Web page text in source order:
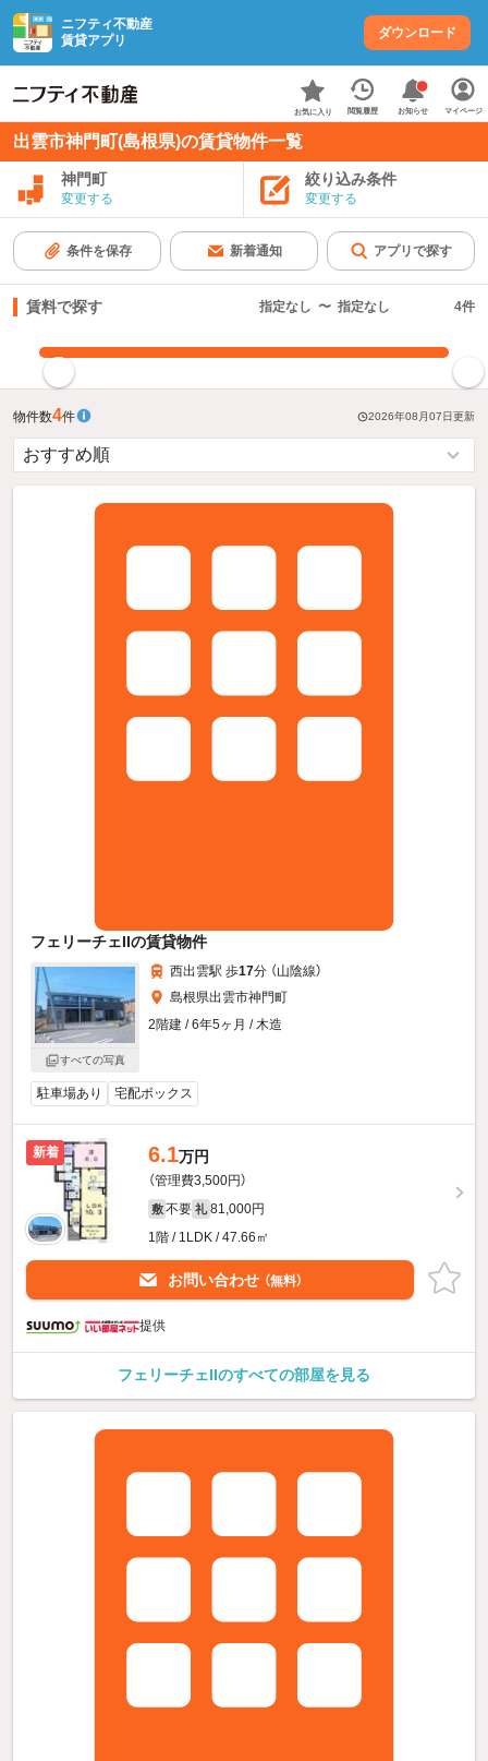
ニフティ不動産
賃貸アプリ
ダウンロード
お気に入り 閲覧履歴 お知らせ マイページ
出雲市神門町(島根県)の賃貸物件一覧
神門町
変更する
絞り込み条件
変更する
条件を保存 新着通知 アプリで探す
賃料で探す 指定なし 〜 指定なし 4件
物件数4件 2026年08月07日更新
フェリーチェIIの賃貸物件
すべての写真
西出雲駅 歩17分 （山陰線）
島根県出雲市神門町
2階建 / 6年5ヶ月 / 木造
駐車場あり 宅配ボックス
新着 6.1万円
（管理費3,500円）
敷 不要 礼 81,000円
1階 / 1LDK / 47.66㎡
お問い合わせ （無料）
提供
フェリーチェIIのすべての部屋を見る